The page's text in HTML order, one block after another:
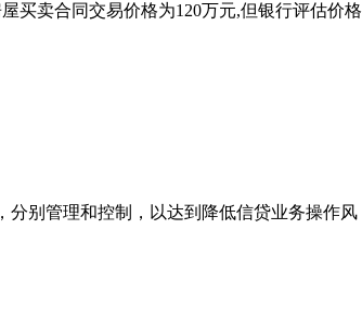
买卖合同交易价格为120万元,但银行评估价格
分别管理和控制，以达到降低信贷业务操作风